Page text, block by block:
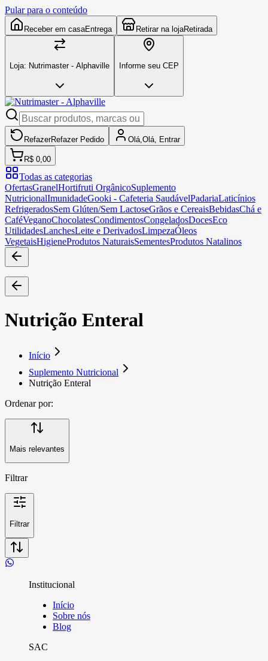
Pular para o conteúdo
Receber em casaEntrega Retirar na lojaRetirada
Loja: Nutrimaster - Alphaville Informe seu CEP
RefazerRefazer Pedido Olá, Olá, Entrar
R$ 0,00
Todas as categorias
OfertasGranelHortifruti OrgânicoSuplemento
NutricionalImunidadeGooki - Cafeteria SaudávelPadariaLaticínios
RefrigeradosSem Glúten/Sem LactoseGrãos e CereaisBebidasChá e
CaféVeganoChocolatesCondimentosCongeladosDocesEco
UtilidadesLanchesLeite e DerivadosLimpezaÓleos
VegetaisHigieneProdutos NaturaisSementesProdutos Natalinos
Nutrição Enteral
Início
Suplemento Nutricional
Nutrição Enteral
Ordenar por:
Mais relevantes
Filtrar
Filtrar
Institucional
Início
Sobre nós
Blog
SAC